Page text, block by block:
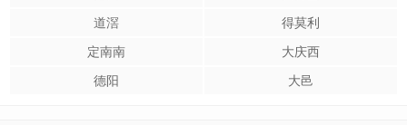
道滘
得莫利
定南南
大庆西
德阳
大邑